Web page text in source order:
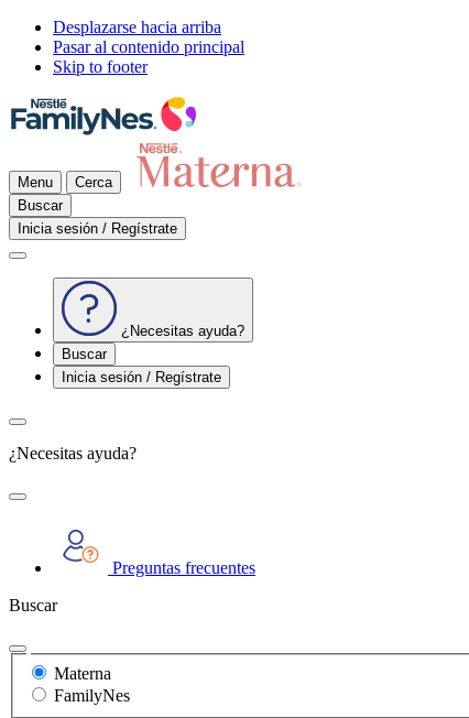
Desplazarse hacia arriba
Pasar al contenido principal
Skip to footer
Menu
Cerca
Buscar
Inicia sesión / Regístrate
¿Necesitas ayuda?
Buscar
Inicia sesión / Regístrate
¿Necesitas ayuda?
Preguntas frecuentes
Buscar
Materna
FamilyNes